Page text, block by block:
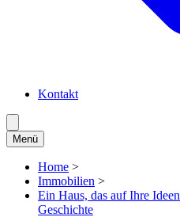
Kontakt
Menü
Home >
Immobilien >
Ein Haus, das auf Ihre
Geschichte